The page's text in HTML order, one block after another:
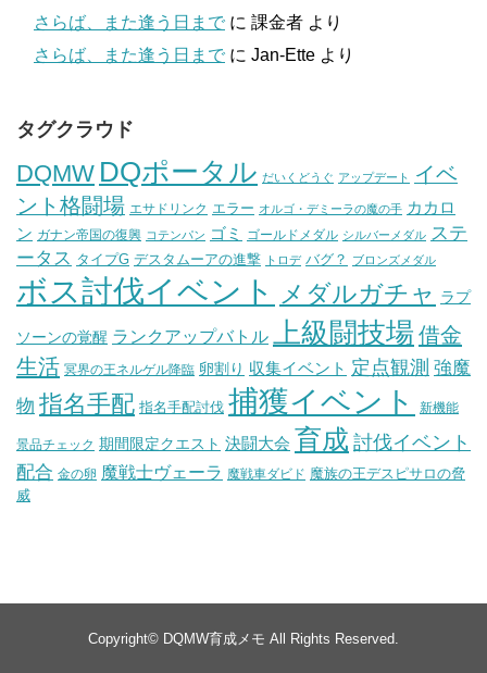
さらば、また逢う日まで に 課金者 より
さらば、また逢う日まで に Jan-Ette より
タグクラウド
DQMW DQポータル だいくどうぐ アップデート
イベ
ント格闘場 エサドリンク エラー オルゴ・デミーラの魔の手 カカロ
ン ガナン帝国の復興 コテンパン ゴミ ゴールドメダル シルバーメダル ステ
ータス タイプG デスタムーアの進撃 トロデ バグ？ ブロンズメダル
ボス討伐イベント メダルガチャ ラプ
ソーンの覚醒 ランクアップバトル 上級闘技場 借金
生活 冥界の王ネルゲル降臨 卵割り 収集イベント 定点観測 強魔
物 指名手配 指名手配討伐 捕獲イベント 新機能
景品チェック 期間限定クエスト 決闘大会 育成 討伐イベント
配合 金の卵 魔戦士ヴェーラ 魔戦車ダビド 魔族の王デスピサロの脅
威
Copyright© DQMW育成メモ All Rights Reserved.